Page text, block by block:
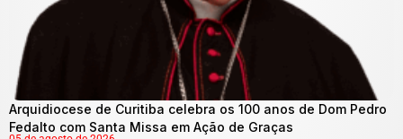
Arquidiocese de Curitiba celebra os 100 anos de Dom Pedro
Fedalto com Santa Missa em Ação de Graças